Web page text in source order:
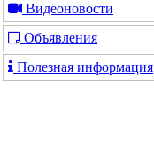
Видеоновости
Объявления
Полезная информация